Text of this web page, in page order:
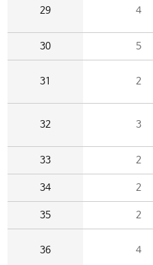
29 4
30 5
31 2
32 3
33 2
34 2
35 2
36 4